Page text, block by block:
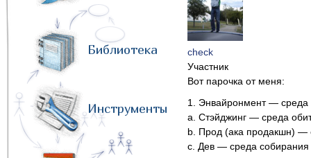
Библиотека
Инструменты
check
Участник
Вот парочка от меня:
1. Энвайронмент — среда
a. Стэйджинг — среда
b. Прод (ака продакшн) —
с. Дев — среда собирания